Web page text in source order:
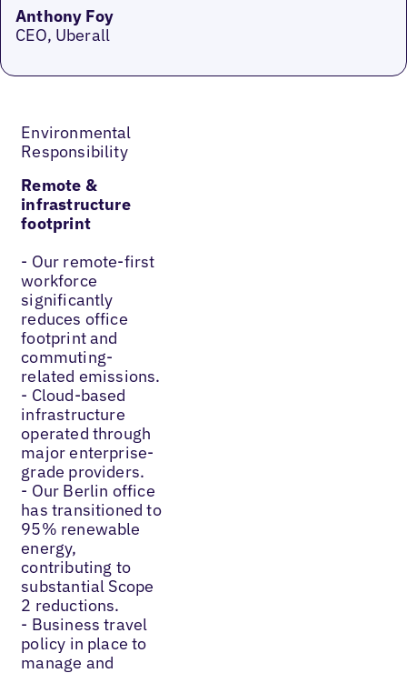
Anthony Foy
CEO, Uberall
Environmental
Responsibility
Remote &
infrastructure
footprint
- Our remote-first
workforce
significantly
reduces office
footprint and
commuting-
related emissions.
- Cloud-based
infrastructure
operated through
major enterprise-
grade providers.
- Our Berlin office
has transitioned to
95% renewable
energy,
contributing to
substantial Scope
2 reductions.
- Business travel
policy in place to
manage and